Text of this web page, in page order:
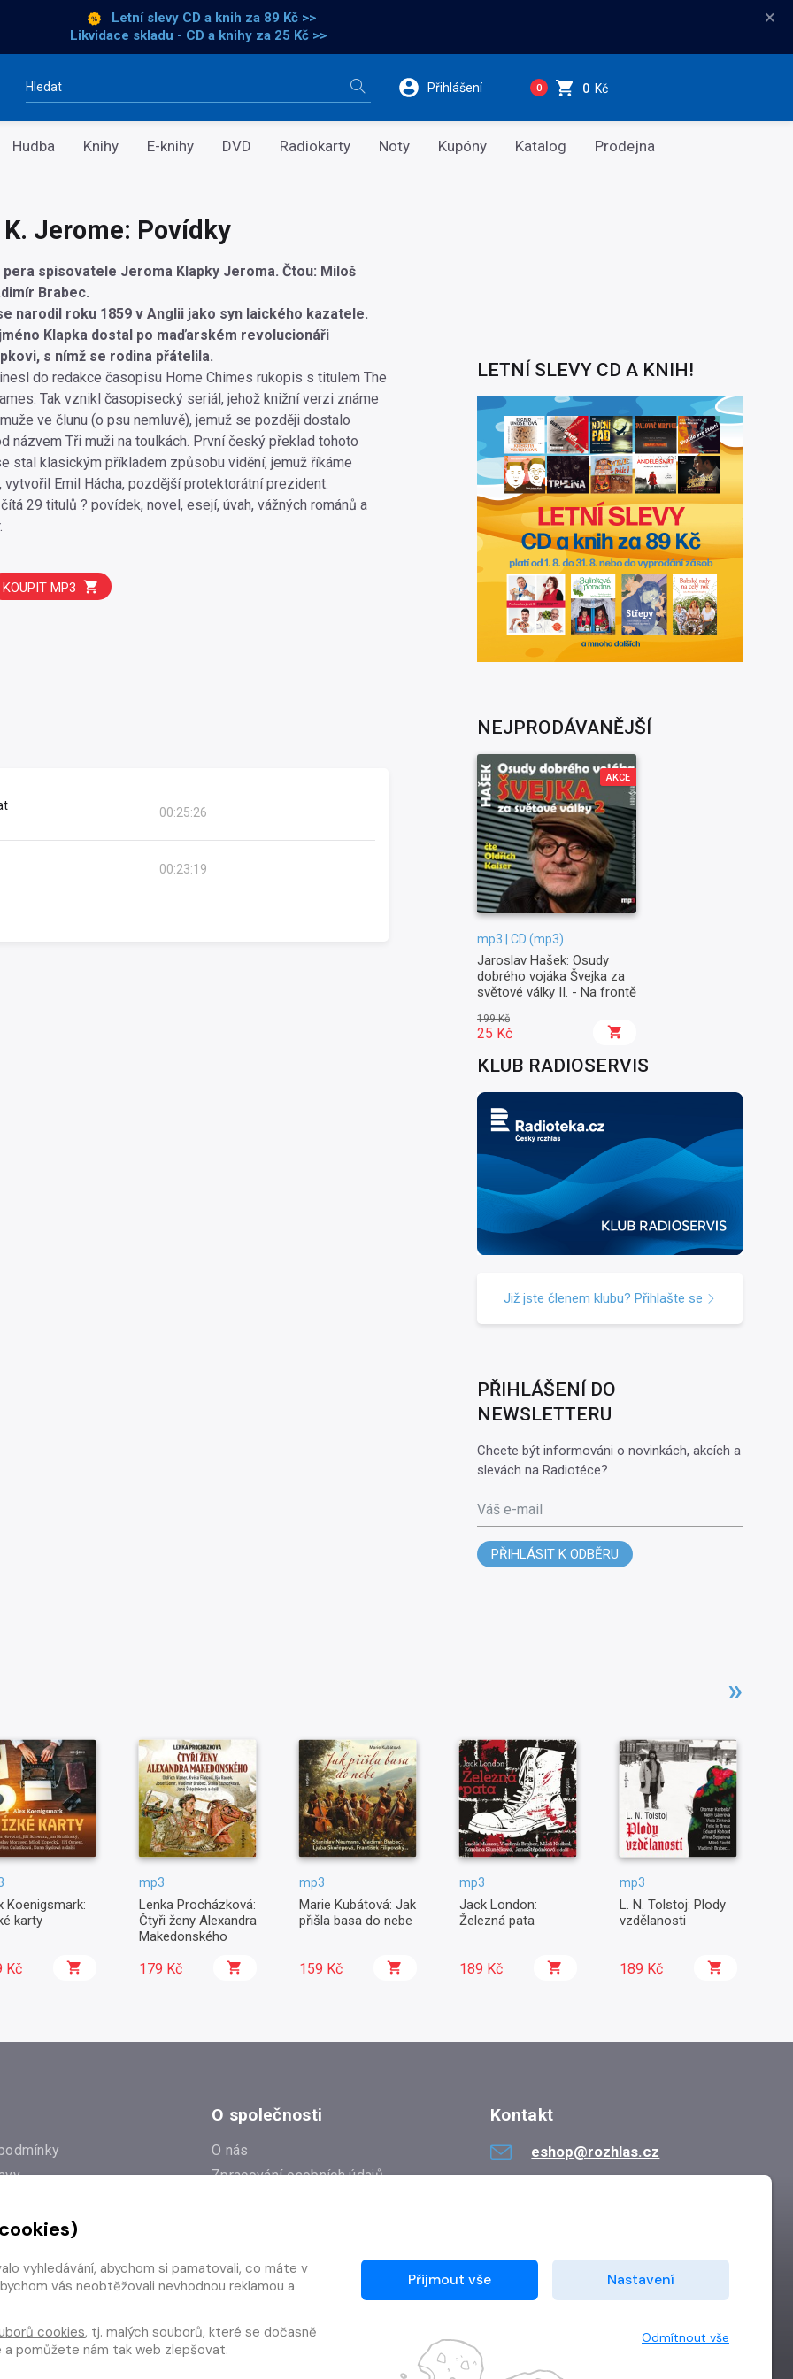
Letní slevy CD a knih za 89 Kč >>
Likvidace skladu - CD a knihy za 25 Kč >>
×
Vyhledávání Přihlášení 0 0 Kč
Hudba Knihy E-knihy DVD Radiokarty Noty Kupóny Katalog Prodejna
Jerome: Povídky
pera spisovatele Jeroma Klapky Jeroma. Čtou: Miloš
Brabec.
narodil roku 1859 v Anglii jako syn laického kazatele.
Klapka dostal po maďarském revolucionáři
s nímž se rodina přátelila.
do redakce časopisu Home Chimes rukopis s titulem The
Tak vznikl časopisecký seriál, jehož knižní verzi známe
ve člunu (o psu nemluvě), jemuž se později dostalo
názvem Tři muži na toulkách. První český překlad tohoto
stal klasickým příkladem způsobu vidění, jemuž říkáme
vytvořil Emil Hácha, pozdější protektorátní prezident.
29 titulů ? povídek, novel, esejí, úvah, vážných románů a
KOUPIT MP3
00:25:26
00:23:19
LETNÍ SLEVY CD A KNIH!
NEJPRODÁVANĚJŠÍ
AKCE
mp3 | CD (mp3)
Jaroslav Hašek: Osudy
dobrého vojáka Švejka za
světové války II. - Na frontě
199 Kč
25 Kč
KLUB RADIOSERVIS
Již jste členem klubu? Přihlašte se
PŘIHLÁŠENÍ DO
NEWSLETTERU
Chcete být informováni o novinkách, akcích a
slevách na Radiotéce?
Váš e-mail
PŘIHLÁSIT K ODBĚRU
Koenigsmark:
karty
Kč
mp3
Lenka Procházková:
Čtyři ženy Alexandra
Makedonského
179 Kč
mp3
Marie Kubátová: Jak
přišla basa do nebe
159 Kč
mp3
Jack London:
Železná pata
189 Kč
mp3
L. N. Tolstoj: Plody
vzdělanosti
189 Kč
od smlouvy
O společnosti
O nás
Zpracování osobních údajů
Kontakt
eshop@rozhlas.cz
vyhledávání, abychom si pamatovali, co máte v
vás neobtěžovali nevhodnou reklamou a
cookies, tj. malých souborů, které se dočasně
a pomůžete nám tak web zlepšovat.
Přijmout vše Nastavení
Odmítnout vše